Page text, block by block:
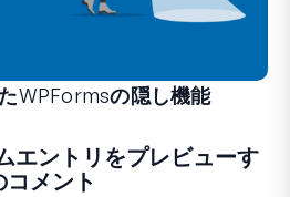
WPFormsの隠し機能
エントリをプレビューす
メント